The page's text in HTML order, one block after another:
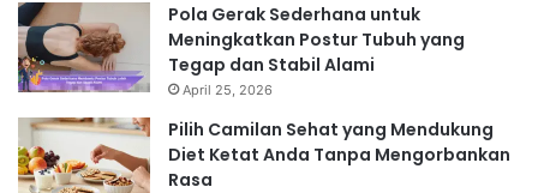
Pola Gerak Sederhana untuk
Meningkatkan Postur Tubuh yang
Tegap dan Stabil Alami
April 25, 2026
Pilih Camilan Sehat yang Mendukung
Diet Ketat Anda Tanpa Mengorbankan
Rasa